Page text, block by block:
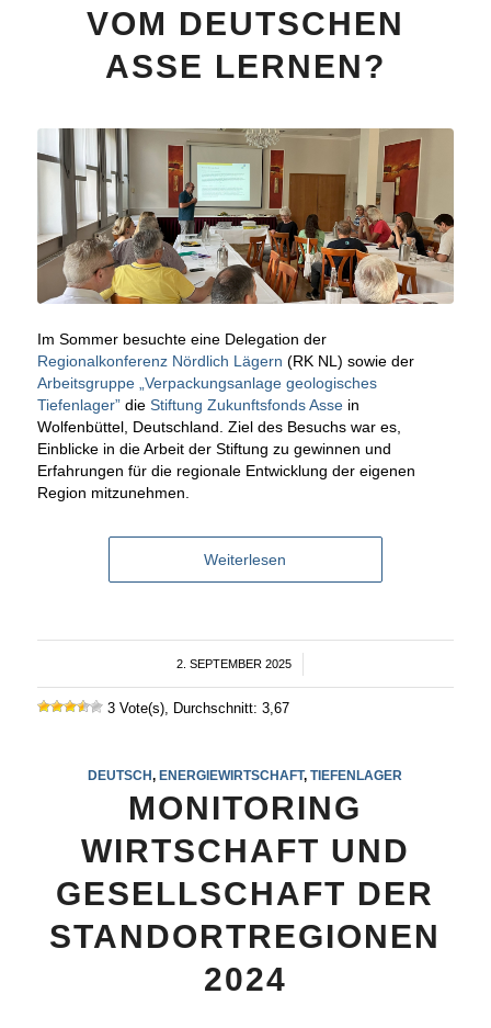
VOM DEUTSCHEN
ASSE LERNEN?
Im Sommer besuchte eine Delegation der
Regionalkonferenz Nördlich Lägern (RK NL) sowie der
Arbeitsgruppe „Verpackungsanlage geologisches
Tiefenlager”die Stiftung Zukunftsfonds Assein
Wolfenbüttel, Deutschland. Ziel des Besuchs war es,
Einblicke in die Arbeit der Stiftung zu gewinnen und
Erfahrungen für die regionale Entwicklung der eigenen
Region mitzunehmen.
Weiterlesen
2. SEPTEMBER 2025
/
3 Vote(s), Durchschnitt: 3,67
DEUTSCH ,ENERGIEWIRTSCHAFT,TIEFENLAGER
MONITORING
WIRTSCHAFT UND
GESELLSCHAFT DER
STANDORTREGIONEN
2024